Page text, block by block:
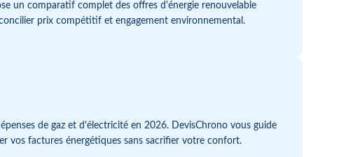
un comparatif complet des offres d'énergie renouvelable
prix compétitif et engagement environnemental.
de gaz et d'électricité en 2026. DevisChrono vous guide
vos factures énergétiques sans sacrifier votre confort.